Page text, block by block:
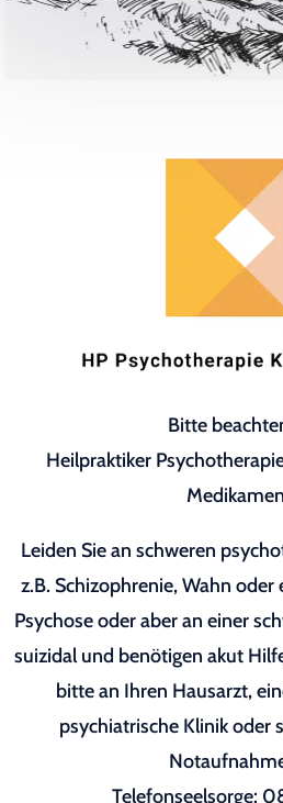
Bitte
Heilpraktiker
Leiden Sie an schweren
z.B. Schizophrenie, Wahn
Psychose oder aber an einer
suizidal und benötigen akut
bitte an Ihren Hausarzt,
psychiatrische Klinik oder
Telefonseelsorge: